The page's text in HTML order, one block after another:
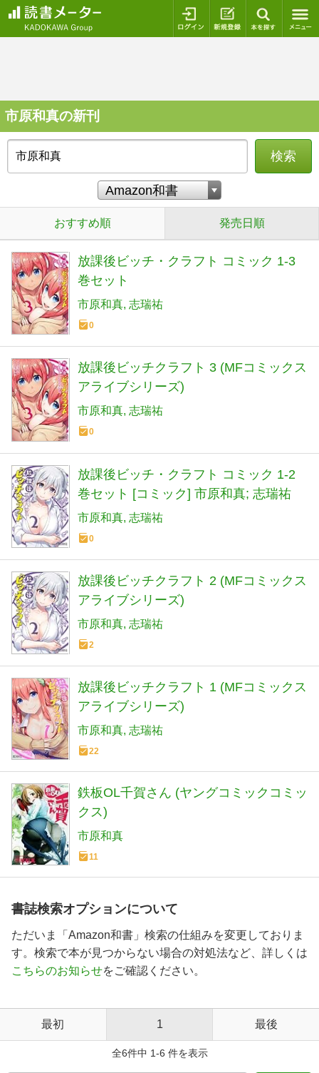
ログイン 新規登録
市原和真の新刊
検索
おすすめ順 発売日順
放課後ビッチ・クラフト コミック 1-3
巻セット
市原和真 志瑞祐
0
放課後ビッチクラフト 3 (MFコミックス
アライブシリーズ)
市原和真 志瑞祐
0
放課後ビッチ・クラフト コミック 1-2
巻セット [コミック] 市原和真; 志瑞祐
市原和真 志瑞祐
0
放課後ビッチクラフト 2 (MFコミックス
アライブシリーズ)
市原和真 志瑞祐
2
放課後ビッチクラフト 1 (MFコミックス
アライブシリーズ)
市原和真 志瑞祐
22
鉄板OL千賀さん (ヤングコミックコミッ
クス)
市原和真
11
書誌検索オプションについて
ただいま「Amazon和書」検索の仕組みを変更しておりま
す。検索で本が見つからない場合の対処法など、詳しくは
こちらのお知らせをご確認ください。
最初 1 最後
全6件中 1-6 件を表示